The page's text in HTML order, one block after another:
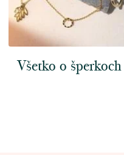
Všetko o šperkoch